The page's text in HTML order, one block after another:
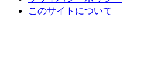
このサイトについて